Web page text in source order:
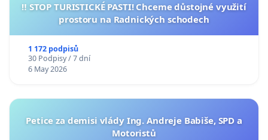
‼️ STOP TURISTICKÉ PASTI! Chceme důstojné využití
prostoru na Radnických schodech
1 172 podpisů
30 Podpisy / 7 dní
6 May 2026
Petice za demisi vlády Ing. Andreje Babiše, SPD a
Motoristů